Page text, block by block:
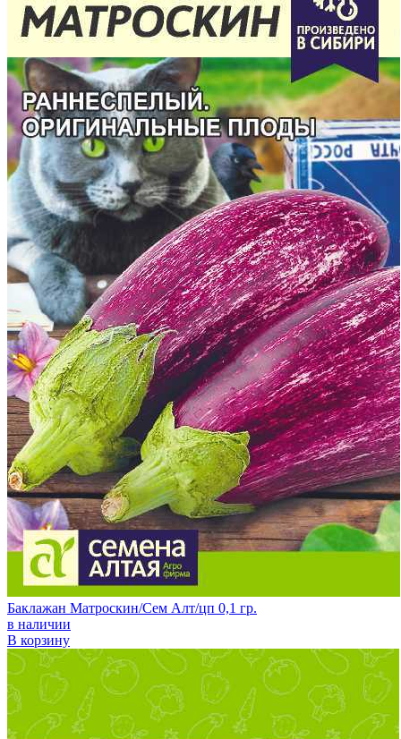
Баклажан Матроскин/Сем Алт/цп 0,1 гр.
в наличии
В корзину